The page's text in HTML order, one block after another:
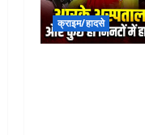
क्राइम/हादसे